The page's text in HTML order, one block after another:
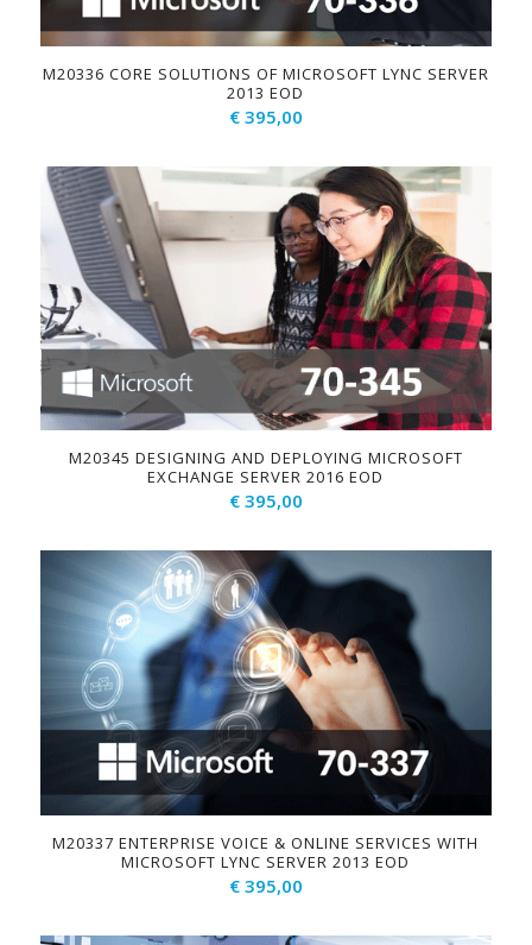
M20336 CORE SOLUTIONS OF MICROSOFT LYNC SERVER
2013 EOD
€395,00
M20345 DESIGNING AND DEPLOYING MICROSOFT
EXCHANGE SERVER 2016 EOD
€395,00
M20337 ENTERPRISE VOICE & ONLINE SERVICES WITH
MICROSOFT LYNC SERVER 2013 EOD
€395,00